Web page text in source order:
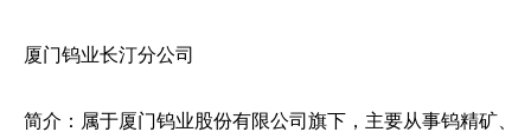
厦门钨业长汀分公司
简介：属于厦门钨业股份有限公司旗下，主要从事钨精矿、